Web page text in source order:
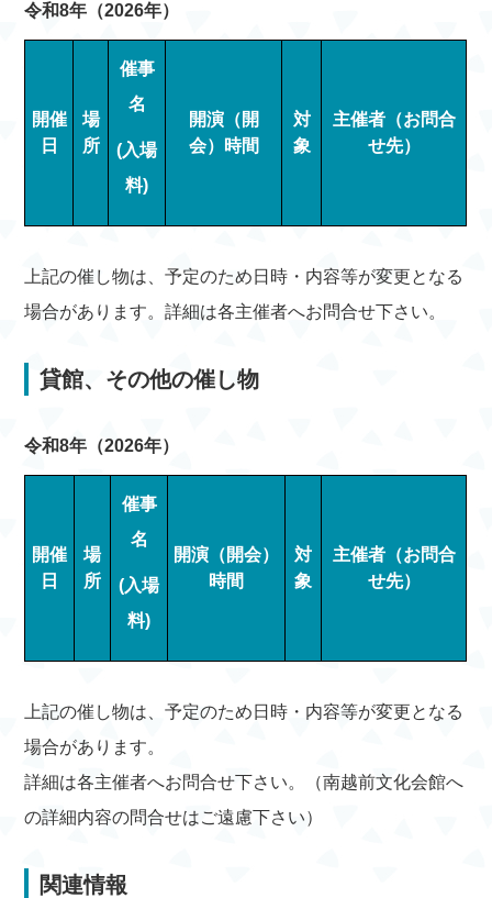
令和8年（2026年）
開催
日
場
所
催事
名
(入場
料)
開演（開
会）時間
対
象
主催者（お問合
せ先）
上記の催し物は、予定のため日時・内容等が変更となる
場合があります。詳細は各主催者へお問合せ下さい。
貸館、その他の催し物
令和8年（2026年）
開催
日
場
所
催事
名
(入場
料)
開演（開会）
時間
対
象
主催者（お問合
せ先）
上記の催し物は、予定のため日時・内容等が変更となる
場合があります。
詳細は各主催者へお問合せ下さい。（南越前文化会館へ
の詳細内容の問合せはご遠慮下さい）
関連情報